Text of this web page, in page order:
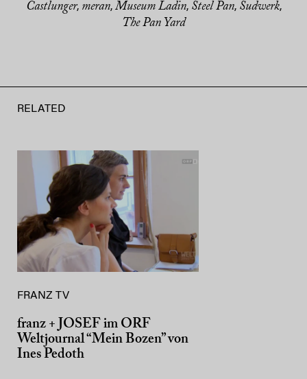
Castlunger, meran, Museum Ladin, Steel Pan, Sudwerk,
The Pan Yard
RELATED
FRANZ TV
franz + JOSEF im ORF
Weltjournal “Mein Bozen” von
Ines Pedoth